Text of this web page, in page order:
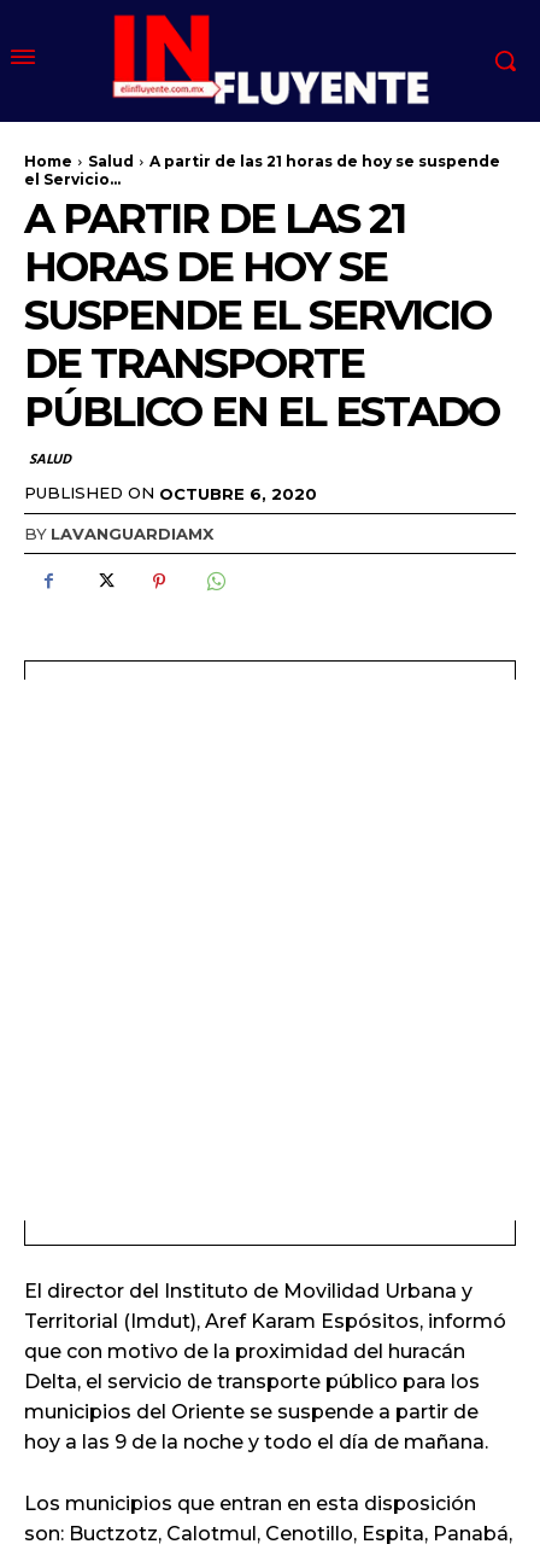
Home Salud
A partir de las 21 horas de hoy se suspende
el Servicio...
A PARTIR DE LAS 21
HORAS DE HOY SE
SUSPENDE EL SERVICIO
DE TRANSPORTE
PÚBLICO EN EL ESTADO
SALUD
PUBLISHED ON OCTUBRE 6, 2020
BY LAVANGUARDIAMX
El director del Instituto de Movilidad Urbana y
Territorial (Imdut), Aref Karam Espósitos, informó
que con motivo de la proximidad del huracán
Delta, el servicio de transporte público para los
municipios del Oriente se suspende a partir de
hoy a las 9 de la noche y todo el día de mañana.
Los municipios que entran en esta disposición
son: Buctzotz, Calotmul, Cenotillo, Espita, Panabá,